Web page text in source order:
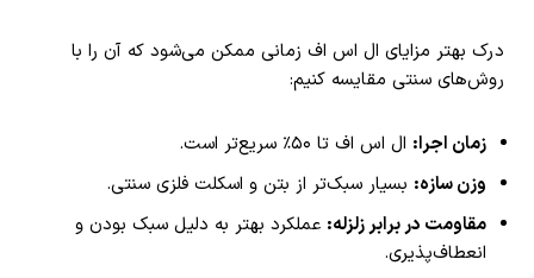
درک بهتر مزایای ال اس اف زمانی ممکن می‌شود که آن را با
روش‌های سنتی مقایسه کنیم:
زمان اجرا: ال اس اف تا ۵۰٪ سریع‌تر است.
وزن سازه: بسیار سبک‌تر از بتن و اسکلت فلزی سنتی.
مقاومت در برابر زلزله: عملکرد بهتر به دلیل سبک بودن و
انعطاف‌پذیری.